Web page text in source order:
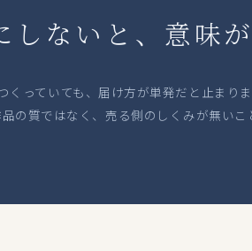
しないと、意味
くっていても、届け方が単発だと止まりま
の質ではなく、売る側のしくみが無いこ